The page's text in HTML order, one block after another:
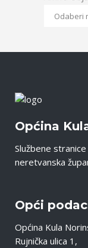
Općina
Službene
neretvanska
Opći
Općina Kula
Rujnička ulica 1,